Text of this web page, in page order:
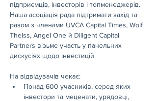
підприємців, інвесторів і топменеджерів.
Наша асоціація рада підтримати захід та
разом з членами UVCA Capital Times, Wolf
Theiss, Angel One й Diligent Capital
Partners візьме участь у панельних
дискусіях щодо інвестицій.
На відвідувачів чекає:
Понад 600 учасників, серед яких
інвестори та меценати, урядовці,